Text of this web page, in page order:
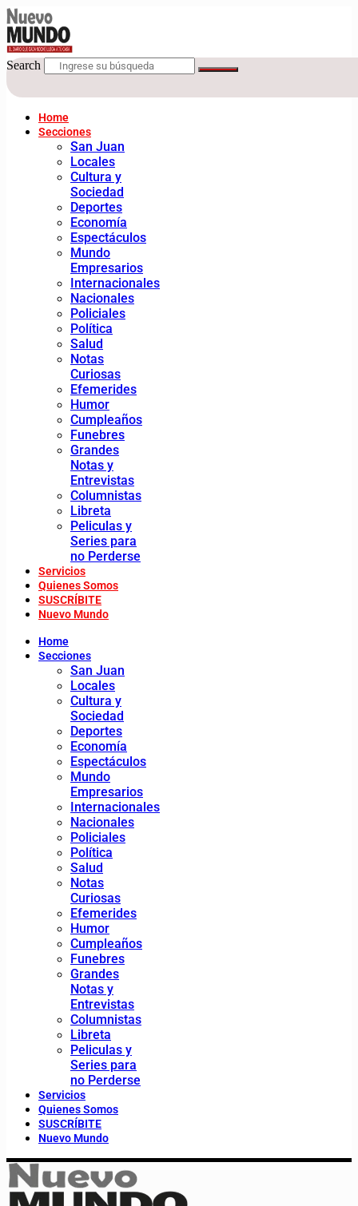
Search
Home
Secciones
San Juan
Locales
Cultura y
Sociedad
Deportes
Economía
Espectáculos
Mundo
Empresarios
Internacionales
Nacionales
Policiales
Política
Salud
Notas
Curiosas
Efemerides
Humor
Cumpleaños
Funebres
Grandes
Notas y
Entrevistas
Columnistas
Libreta
Peliculas y
Series para
no Perderse
Servicios
Quienes Somos
SUSCRÍBITE
Nuevo Mundo
Home
Secciones
San Juan
Locales
Cultura y
Sociedad
Deportes
Economía
Espectáculos
Mundo
Empresarios
Internacionales
Nacionales
Policiales
Política
Salud
Notas
Curiosas
Efemerides
Humor
Cumpleaños
Funebres
Grandes
Notas y
Entrevistas
Columnistas
Libreta
Peliculas y
Series para
no Perderse
Servicios
Quienes Somos
SUSCRÍBITE
Nuevo Mundo